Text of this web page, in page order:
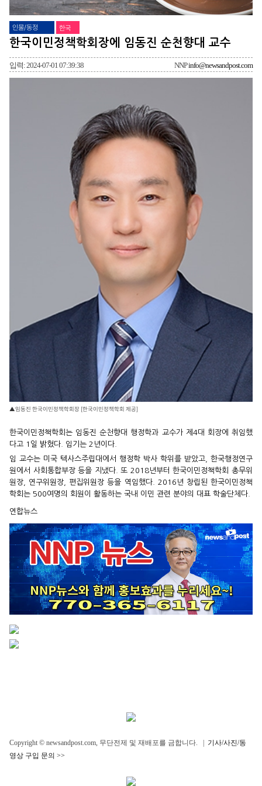
인물/동정 한국
한국이민정책학회장에 임동진 순천향대 교수
입력: 2024-07-01 07:39:38 NNPinfo@newsandpost.com
▲임동진 한국이민정책학회장 [한국이민정책학회 제공]
한국이민정책학회는 임동진 순천향대 행정학과 교수가 제4대 회장에 취임했
다고 1일 밝혔다. 임기는 2년이다.
임 교수는 미국 텍사스주립대에서 행정학 박사 학위를 받았고, 한국행정연구
원에서 사회통합부장 등을 지냈다. 또 2018년부터 한국이민정책학회 총무위
원장, 연구위원장, 편집위원장 등을 역임했다. 2016년 창립된 한국이민정책
학회는 500여명의 회원이 활동하는 국내 이민 관련 분야의 대표 학술단체다.
연합뉴스
Copyright © newsandpost.com, 무단전제 및 재배포를 금합니다. | 기사/사진/동
영상 구입 문의 >>